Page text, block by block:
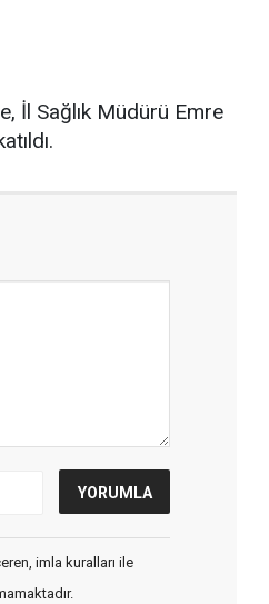
İl Sağlık Müdürü Emre
imla kuralları ile